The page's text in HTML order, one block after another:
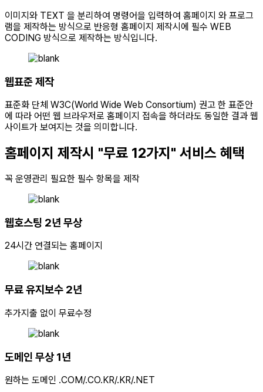
이미지와 TEXT 을 분리하여 명령어을 입력하여 홈페이지 와 프로그
램을 제작하는 방식으로 반응형 홈페이지 제작시에 필수 WEB
CODING 방식으로 제작하는 방식입니다.
웹표준 제작
표준화 단체 W3C(World Wide Web Consortium) 권고 한 표준안
에 따라 어떤 웹 브라우저로 홈페이지 접속을 하더라도 동일한 결과 웹
사이트가 보여지는 것을 의미합니다.
홈페이지 제작시 "무료 12가지" 서비스 혜택
꼭 운영관리 필요한 필수 항목을 제작
웹호스팅 2년 무상
24시간 연결되는 홈페이지
무료 유지보수 2년
추가지출 없이 무료수정
도메인 무상 1년
원하는 도메인 .COM/.CO.KR/.KR/.NET